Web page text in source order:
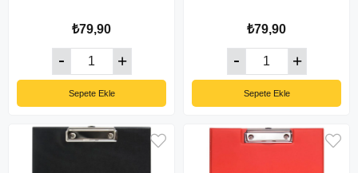
₺79,90
Sepete Ekle
₺79,90
Sepete Ekle